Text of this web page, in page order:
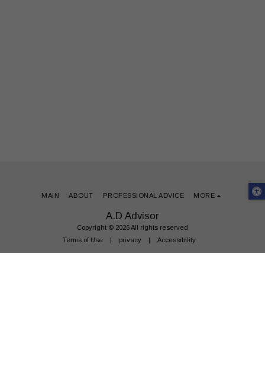
A.D Advisor
Copyright © 2026 All rights reserved
Terms of Use| privacy| Accessibility
MAIN ABOUT PROFESSIONAL ADVICE MORE